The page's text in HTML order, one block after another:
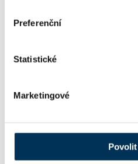
Preferenční
Statistické
Marketingové
Povolit
Kocián Šolc Balaštík,